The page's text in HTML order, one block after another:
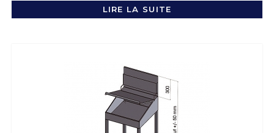
LIRE LA SUITE